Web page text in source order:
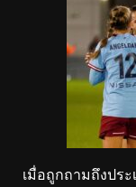
เมื่อถูกถามถึงปร